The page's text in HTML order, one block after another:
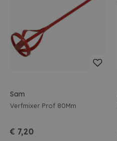
Sam
Verfmixer Prof 80Mm
€ 7,20